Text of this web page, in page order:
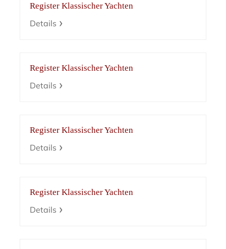
Register Klassischer Yachten
Details
Register Klassischer Yachten
Details
Register Klassischer Yachten
Details
Register Klassischer Yachten
Details